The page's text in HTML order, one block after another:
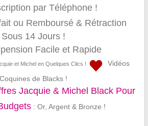
par Téléphone !
ou Remboursé & Rétraction
Sous 14 Jours !
Facile et Rapide
et Michel en Quelques Clics !
Vidéos
Coquines de Blacks !
Jacquie & Michel Black Pour
: Or, Argent & Bronze !